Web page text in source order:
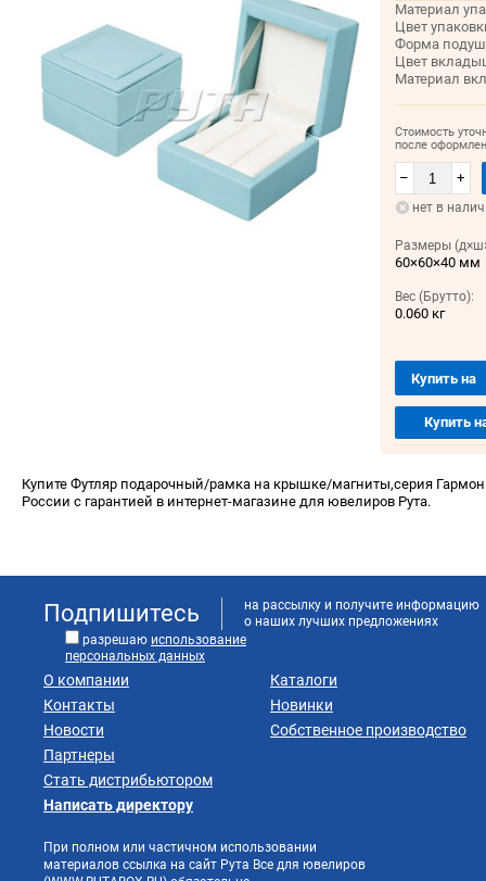
Материал
Цвет
Форма
Цвет
Материал
Стоимость
после
– +
нет в
Размеры
60×60×40 мм
Вес (Брутто):
0.060 кг
Купить на
Купить
Купите Футляр подарочный/рамка на крышке/магниты,серия
России с гарантией в интернет-магазине для ювелиров Рута.
Подпишитесь
на рассылку и получите информацию
о наших лучших предложениях
разрешаю использование
персональных данных
О компании
Контакты
Новости
Партнеры
Стать дистрибьютором
Каталоги
Новинки
Собственное производство
Написать директору
При полном или частичном использовании
материалов ссылка на сайт Рута Все для ювелиров